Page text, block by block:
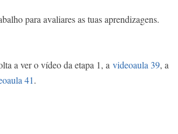
para avaliares as tuas aprendizagens.
a ver o vídeo da etapa 1, a videoaula 39, a
41.